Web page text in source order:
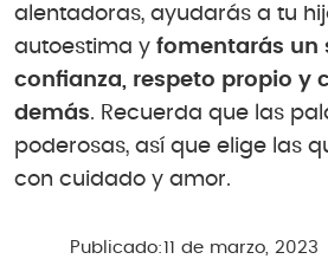
alentadoras, ayudarás a tu
autoestima y fomentarás un
confianza, respeto propio y
demás. Recuerda que las
poderosas, así que elige las
con cuidado y amor.
Publicado:11 de marzo, 2023